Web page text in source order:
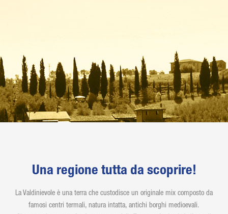
Una regione tutta da scoprire!
La Valdinievole è una terra che custodisce un originale mix composto da
famosi centri termali, natura intatta, antichi borghi medioevali.